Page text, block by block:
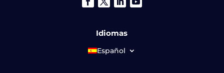
Idiomas
Español